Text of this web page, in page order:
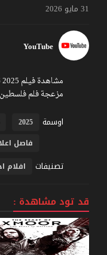
31 مايو 2026
YouTube
مزعجة فلم فلسطين 36 بالترجمة بالعربية تشاهدونه عبر موقع فشار
اوسمة
2025
فاصل
تصنيفات افلام
قد تود مشاهدة :